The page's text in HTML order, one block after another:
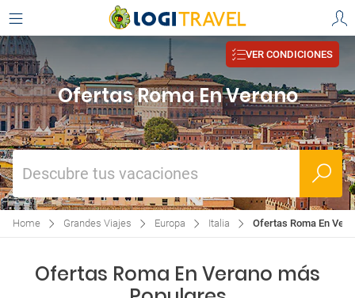
VER CONDICIONES
Ofertas Roma En Verano
Descubre tus vacaciones
Home Grandes Viajes Europa Italia Ofertas Roma En
Ofertas Roma En Verano más